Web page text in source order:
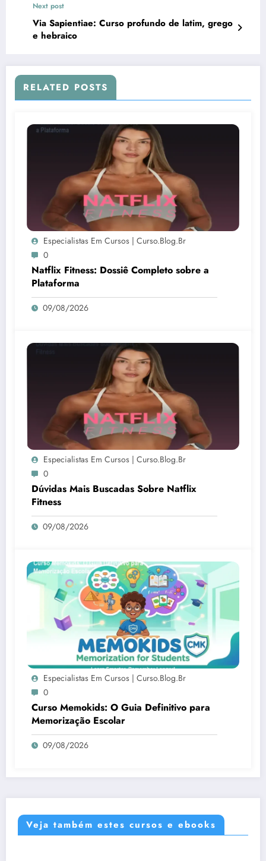
Next post
Via Sapientiae: Curso profundo de latim, grego
e hebraico
RELATED POSTS
Especialistas Em Cursos | Curso.blog.br
0
Natflix Fitness: Dossiê Completo sobre a
Plataforma
09/08/2026
Especialistas Em Cursos | Curso.blog.br
0
Dúvidas Mais Buscadas Sobre Natflix
Fitness
09/08/2026
Especialistas Em Cursos | Curso.blog.br
0
Curso Memokids: O Guia Definitivo para
Memorização Escolar
09/08/2026
Veja também estes cursos e ebooks